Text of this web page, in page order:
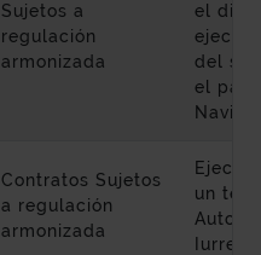
Sujetos a
regulación
armonizada
el
del
el
Contratos Sujetos
a regulación
armonizada
un